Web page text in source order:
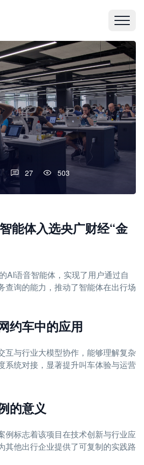
27 503
能体入选央广财经“金
AI语音智能体，实现了用户通过自
查询的能力，推动了智能体在出行场
约车中的应用
互与行业大模型协作，能够理解复杂
系统对接，显著提升叫车体验与运营
的意义
例标志着该项目在技术创新与行业应
其他出行企业提供了可复制的实践路